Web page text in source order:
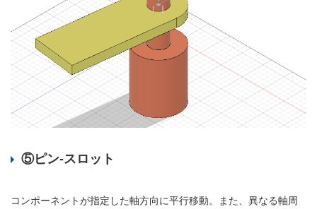
⑤ピン-スロット
コンポーネントが指定した軸方向に平行移動。また、異なる軸周